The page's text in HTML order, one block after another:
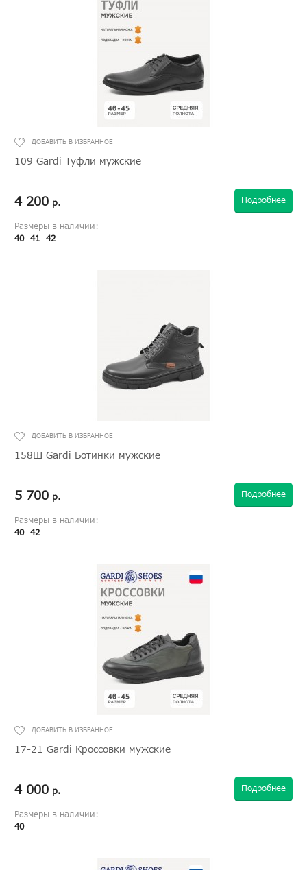
109 Gardi Туфли мужские
4 200 р. Подробнее
Размеры в наличии:
40 41 42
158Ш Gardi Ботинки мужские
5 700 р. Подробнее
Размеры в наличии:
40 42
17-21 Gardi Кроссовки мужские
4 000 р. Подробнее
Размеры в наличии:
40